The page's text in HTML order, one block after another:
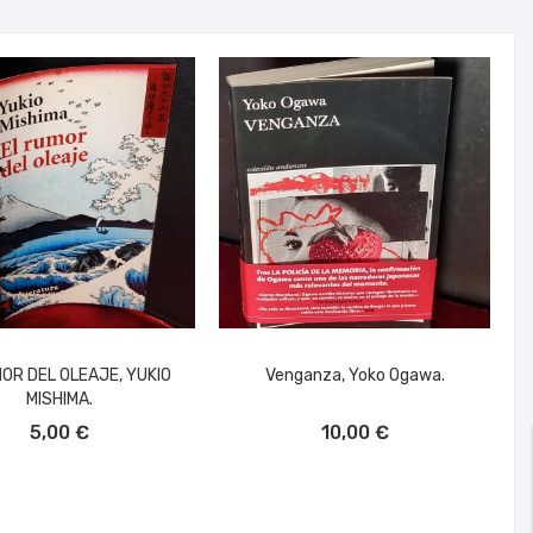
DEL OLEAJE, YUKIO
MISHIMA.
5,00 €
Venganza, Yoko Ogawa.
10,00 €